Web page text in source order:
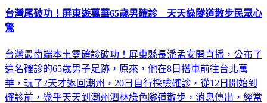
台灣尾破功！屏東遊萬華65歲男確診 天天綠隧道散步民眾心
驚
台灣最南端本土零確診破功！屏東縣長潘孟安開直播，公布了
這名確診的65歲男子足跡，原來，他在8日搭車前往台北萬
華，玩了2天才返回潮州，20日自行採檢確診，從12日開始到
確診前，幾乎天天到潮州泗林綠色隧道散步，消息傳出，經常